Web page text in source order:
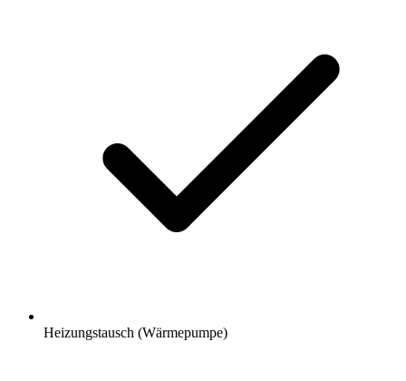
Heizungstausch (Wärmepumpe)